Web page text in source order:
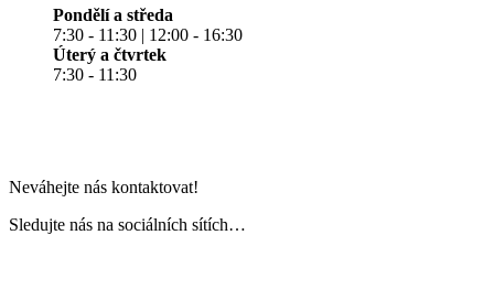
Pondělí a středa
7:30 - 11:30 | 12:00 - 16:30
Úterý a čtvrtek
7:30 - 11:30
Neváhejte nás kontaktovat!
Sledujte nás na sociálních sítích…